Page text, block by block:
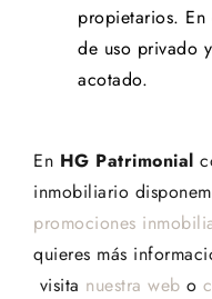
propietarios.
de uso privado
acotado.
En HG Patrimonial
inmobiliario
promociones
quieres más
visita nuestra web o